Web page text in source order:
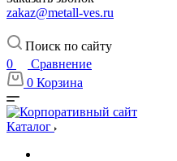
zakaz@metall-ves.ru
Поиск по сайту
0
Сравнение
0 Корзина
Каталог